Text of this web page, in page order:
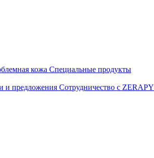
кожа Специальные продукты
и предложения Сотрудничество с ZERAPY